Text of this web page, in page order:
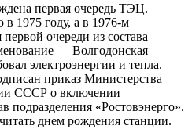
первая очередь ТЭЦ.
1975 году, а в 1976-м
очереди из состава
— Волгодонская
электроэнергии и тепла.
приказ Министерства
СССР о включении
подразделения «Ростовэнерго».
днем рождения станции.